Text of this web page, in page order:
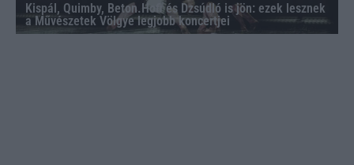
Kispál, Quimby, Beton.Hofi és Dzsúdló is jön: ezek lesznek
a Művészetek Völgye legjobb koncertjei